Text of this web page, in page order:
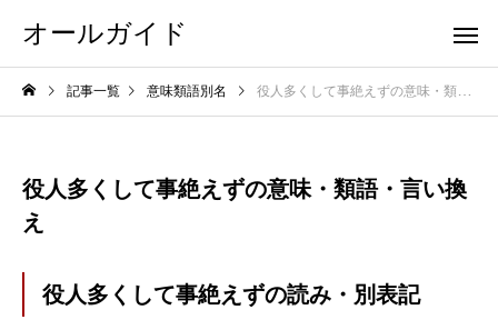
オールガイド
記事一覧 意味類語別名 役人多くして事絶えずの意味・類語・言い換え
役人多くして事絶えずの意味・類語・言い換
え
役人多くして事絶えずの読み・別表記